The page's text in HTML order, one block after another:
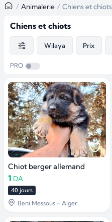
Animalerie Chiens et chiots
Chiens et chiots
Wilaya Prix
PRO
Chiot berger allemand
1 DA
40 jours
Beni Messous - Alger